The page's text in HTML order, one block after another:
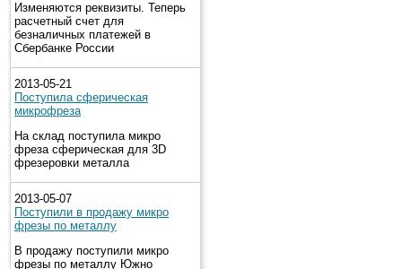
Изменяются реквизиты. Теперь
расчетный счет для
безналичных платежей в
Сбербанке России
2013-05-21
Поступила сферическая
микрофреза
На склад поступила микро
фреза сферическая для 3D
фрезеровки металла
2013-05-07
Поступили в продажу микро
фрезы по металлу
В продажу поступили микро
фрезы по металлу Южно